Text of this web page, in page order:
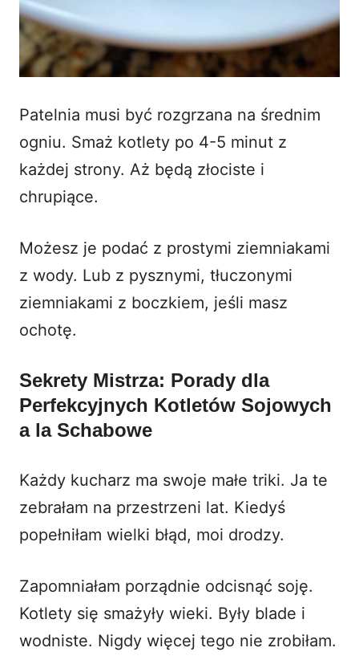
Patelnia musi być rozgrzana na średnim
ogniu. Smaż kotlety po 4-5 minut z
każdej strony. Aż będą złociste i
chrupiące.
Możesz je podać z prostymi ziemniakami
z wody. Lub z pysznymi, tłuczonymi
ziemniakami z boczkiem, jeśli masz
ochotę.
Sekrety Mistrza: Porady dla
Perfekcyjnych Kotletów Sojowych
a la Schabowe
Każdy kucharz ma swoje małe triki. Ja te
zebrałam na przestrzeni lat. Kiedyś
popełniłam wielki błąd, moi drodzy.
Zapomniałam porządnie odcisnąć soję.
Kotlety się smażyły wieki. Były blade i
wodniste. Nigdy więcej tego nie zrobiłam.